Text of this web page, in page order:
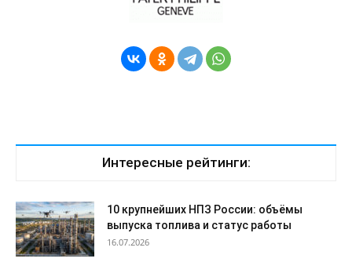
Интересные рейтинги:
10 крупнейших НПЗ России: объёмы
выпуска топлива и статус работы
16.07.2026